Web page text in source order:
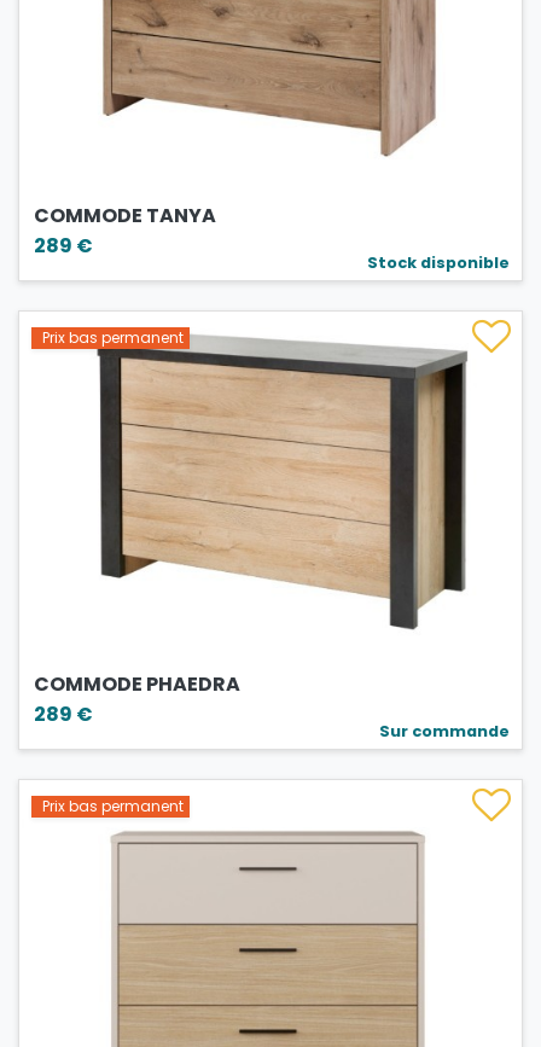
COMMODE TANYA
289 €
Stock disponible
Prix bas permanent
COMMODE PHAEDRA
289 €
Sur commande
Prix bas permanent